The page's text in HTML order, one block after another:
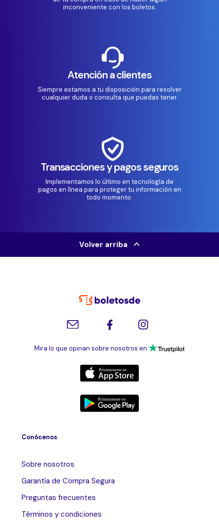
inconveniente con los boletos.
Atención a clientes
Siempre estamos a tu disposición para resolver
cualquier duda o consulta que puedas tener.
Transacciones y pagos seguros
Implementamos lo último en tecnología de
pagos en línea para proteger tu información en
todo momento.
Volver arriba
Mira lo que opinan sobre nosotros en
Conócenos
Sobre nosotros
Garantía de Compra Segura
Preguntas frecuentes
Términos y condiciones